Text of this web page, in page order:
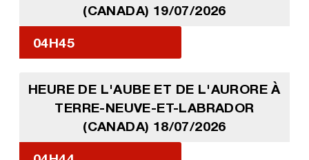
(CANADA) 19/07/2026
04H45
HEURE DE L'AUBE ET DE L'AURORE À
TERRE-NEUVE-ET-LABRADOR
(CANADA) 18/07/2026